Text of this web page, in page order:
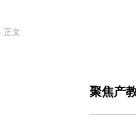
正文
聚焦产